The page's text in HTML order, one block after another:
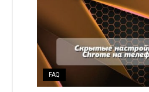
FAQ